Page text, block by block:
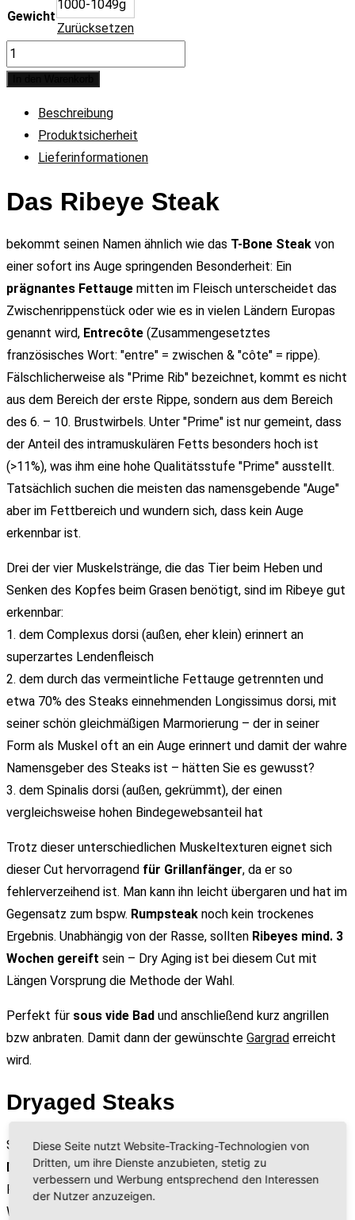
Gewicht
1000-1049g
Zurücksetzen
Ribeye
Steak
Beschreibung
Produktsicherheit
Lieferinformationen
Das Ribeye Steak
bekommt seinen Namen ähnlich wie das T-Bone Steak von
einer sofort ins Auge springenden Besonderheit: Ein
prägnantes Fettauge mitten im Fleisch unterscheidet das
Zwischenrippenstück oder wie es in vielen Ländern Europas
genannt wird, Entrecôte (Zusammengesetztes
französisches Wort: "entre" = zwischen & "côte" = rippe).
Fälschlicherweise als "Prime Rib" bezeichnet, kommt es nicht
aus dem Bereich der erste Rippe, sondern aus dem Bereich
des 6. – 10. Brustwirbels. Unter "Prime" ist nur gemeint, dass
der Anteil des intramuskulären Fetts besonders hoch ist
(>11%), was ihm eine hohe Qualitätsstufe "Prime" ausstellt.
Tatsächlich suchen die meisten das namensgebende "Auge"
aber im Fettbereich und wundern sich, dass kein Auge
erkennbar ist.
Drei der vier Muskelstränge, die das Tier beim Heben und
Senken des Kopfes beim Grasen benötigt, sind im Ribeye gut
erkennbar:
1. dem Complexus dorsi (außen, eher klein) erinnert an
superzartes Lendenfleisch
2. dem durch das vermeintliche Fettauge getrennten und
etwa 70% des Steaks einnehmenden Longissimus dorsi, mit
seiner schön gleichmäßigen Marmorierung – der in seiner
Form als Muskel oft an ein Auge erinnert und damit der wahre
Namensgeber des Steaks ist – hätten Sie es gewusst?
3. dem Spinalis dorsi (außen, gekrümmt), der einen
vergleichsweise hohen Bindegewebsanteil hat
Trotz dieser unterschiedlichen Muskeltexturen eignet sich
dieser Cut hervorragend für Grillanfänger, da er so
fehlerverzeihend ist. Man kann ihn leicht übergaren und hat im
Gegensatz zum bspw. Rumpsteak noch kein trockenes
Ergebnis. Unabhängig von der Rasse, sollten Ribeyes mind. 3
Wochen gereift sein – Dry Aging ist bei diesem Cut mit
Längen Vorsprung die Methode der Wahl.
Perfekt für sous vide Bad und anschließend kurz angrillen
bzw anbraten. Damit dann der gewünschte Gargrad erreicht
wird.
Dryaged Steaks
Sie gelten unter Fleischliebhabern als absolutesHighlight:
Dry-aged Knochensteaks ! DieTrockenreifung
Fleisches ist das älteste Verfahren der Fleischreifung –
Wasserentzug und die Mikrobiologie schaffen einen
Diese Seite nutzt Website-Tracking-Technologien von
Dritten, um ihre Dienste anzubieten, stetig zu
verbessern und Werbung entsprechend den Interessen
der Nutzer anzuzeigen.